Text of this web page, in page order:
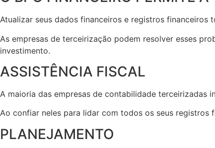
Atualizar seus dados financeiros e registros
As empresas de terceirização podem resolver esses
investimento.
ASSISTÊNCIA FISCAL
A maioria das empresas de contabilidade terceirizadas
Ao confiar neles para lidar com todos os seus registros
PLANEJAMENTO